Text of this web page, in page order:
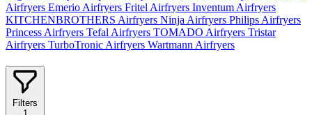
Airfryers Emerio Airfryers Fritel Airfryers Inventum Airfryers
KITCHENBROTHERS Airfryers Ninja Airfryers Philips Airfryers
Princess Airfryers Tefal Airfryers TOMADO Airfryers Tristar
Airfryers TurboTronic Airfryers Wartmann Airfryers
Filters